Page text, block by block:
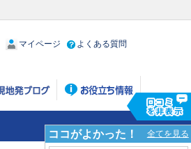
マイページ よくある質問